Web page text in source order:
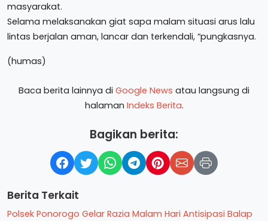
masyarakat.
Selama melaksanakan giat sapa malam situasi arus lalu
lintas berjalan aman, lancar dan terkendali, “pungkasnya.
(humas)
Baca berita lainnya di Google News atau langsung di
halaman Indeks Berita.
Bagikan berita:
Berita Terkait
Polsek Ponorogo Gelar Razia Malam Hari Antisipasi Balap